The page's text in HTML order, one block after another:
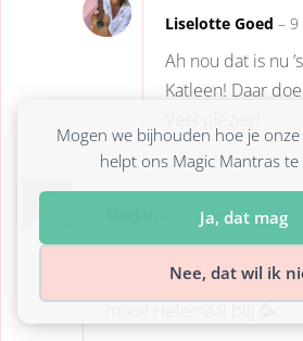
Mogen we bijhouden hoe je
helpt ons Magic Mantras
Ja, dat mag
Nee, dat wil ik
Liselotte Goed – 9
Ah nou dat is nu
Katleen! Daar
30 maart 2023
Vandaag de ukelele
prachtig, ruikt lekker en